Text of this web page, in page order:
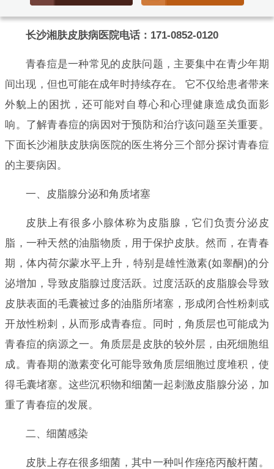
长沙湘肤皮肤病医院电话：171-0852-0120
青春痘是一种常见的皮肤问题，主要集中在青少年期
间出现，但也可能在成年时持续存在。 它不仅给患者带来
外貌上的困扰，还可能对自尊心和心理健康造成负面影
响。了解青春痘的病因对于预防和治疗该问题至关重要。
下面长沙湘肤皮肤病医院的医生将分三个部分探讨青春痘
的主要病因。
一、皮脂腺分泌和角质堵塞
皮肤上有很多小腺体称为皮脂腺，它们负责分泌皮
脂，一种天然的油脂物质，用于保护皮肤。然而，在青春
期，体内荷尔蒙水平上升，特别是雄性激素(如睾酮)的分
泌增加，导致皮脂腺过度活跃。过度活跃的皮脂腺会导致
皮肤表面的毛囊被过多的油脂所堵塞，形成闭合性粉刺或
开放性粉刺，从而形成青春痘。同时，角质层也可能成为
青春痘的病源之一。角质层是皮肤的较外层，由死细胞组
成。青春期的激素变化可能导致角质层细胞过度堆积，使
得毛囊堵塞。这些沉积物和细菌一起刺激皮脂腺分泌，加
重了青春痘的发展。
二、细菌感染
皮肤上存在很多细菌，其中一种叫作痤疮丙酸杆菌。